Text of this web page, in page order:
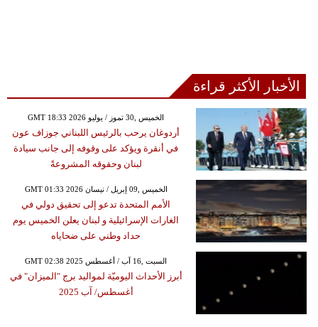
الأخبار الأكثر قراءة
GMT 18:33 2026 الخميس ,30 تموز / يوليو
أردوغان يرحب بالرئيس اللبناني جوزاف عون
في أنقرة ويؤكد على وقوفه إلى جانب سيادة
لبنان وحقوقه المشروعةً
GMT 01:33 2026 الخميس ,09 إبريل / نيسان
الأمم المتحدة تدعو إلى تحقيق دولي في
الغارات الإسرائيلية و لبنان يعلن الخميس يوم
حداد وطني على ضحاياه
GMT 02:38 2025 السبت ,16 آب / أغسطس
أبرز الأحداث اليوميّة لمواليد برج "الميزان" في
أغسطس/ آب 2025